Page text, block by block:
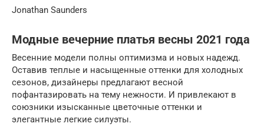
Jonathan Saunders
Модные вечерние платья весны 2021 года
Весенние модели полны оптимизма и новых надежд.
Оставив теплые и насыщенные оттенки для холодных
сезонов, дизайнеры предлагают весной
пофантазировать на тему нежности. И привлекают в
союзники изысканные цветочные оттенки и
элегантные легкие силуэты.